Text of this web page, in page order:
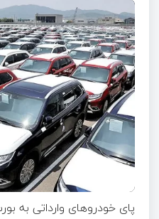
پای خودروهای وارداتی به